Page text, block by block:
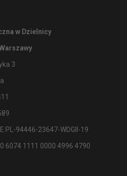
w Dzielnicy
3
94446-23647-WDGII-19
6074 1111 0000 4996 4790